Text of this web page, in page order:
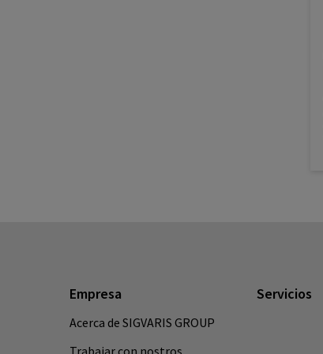
Empresa
Acerca de SIGVARIS GROUP
Trabajar con nostros
Servicios